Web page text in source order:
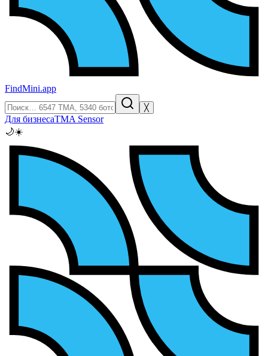
FindMini.app
╳
Для бизнесаTMA Sensor
🌙☀️